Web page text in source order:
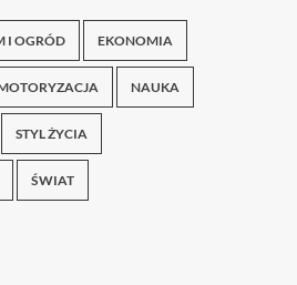
I OGRÓD EKONOMIA
NAUKA
STYL ŻYCIA
ŚWIAT